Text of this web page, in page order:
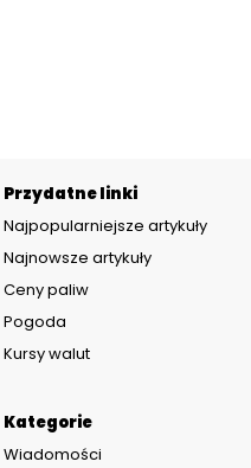
Kategorie
Wiadomości
Przydatne linki
Najpopularniejsze artykuły
Najnowsze artykuły
Ceny paliw
Pogoda
Kursy walut